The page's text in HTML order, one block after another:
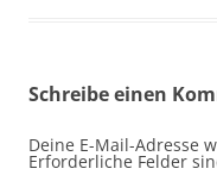
Schreibe einen
Deine E-Mail-Adresse
Erforderliche Felder